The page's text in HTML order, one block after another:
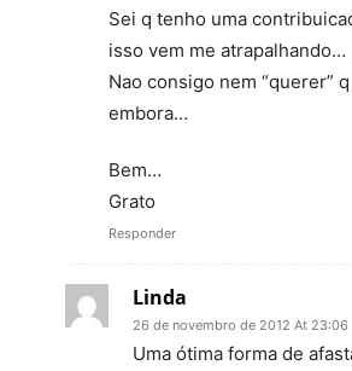
Sei q tenho uma
isso vem me atrapalhando…
Nao consigo nem “querer”
embora…
Bem…
Grato
Responder
Linda
26 de novembro de 2012 At 23:06
Uma ótima forma de